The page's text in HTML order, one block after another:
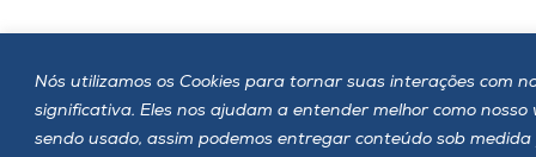
Nós utilizamos os Cookies para tornar suas interações com
significativa. Eles nos ajudam a entender melhor como nosso
sendo usado, assim podemos entregar conteúdo sob